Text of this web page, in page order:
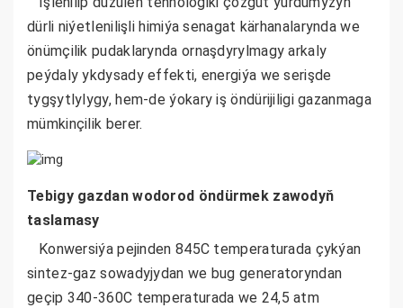
dürli niýetlenilişli himiýa senagat kärhanalarynda we
önümçilik pudaklarynda ornaşdyrylmagy arkaly
peýdaly ykdysady effekti, energiýa we serişde
tygşytlylygy, hem-de ýokary iş öndürijiligi gazanmaga
mümkinçilik berer.
Tebigy gazdan wodorod öndürmek zawodyň
taslamasy
Konwersiýa pejinden 845C temperaturada çykýan
sintez-gaz sowadyjydan we bug generatoryndan
geçip 340-360C temperaturada we 24,5 atm